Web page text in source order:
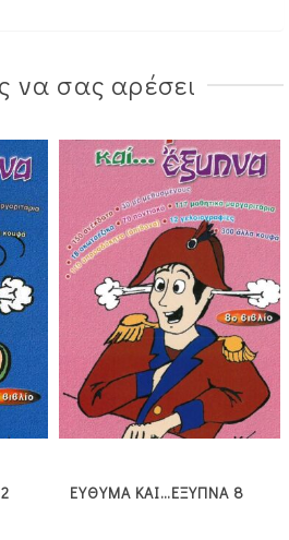
να σας αρέσει
ΕΥΘΥΜΑ ΚΑΙ…ΕΞΥΠΝΑ 8